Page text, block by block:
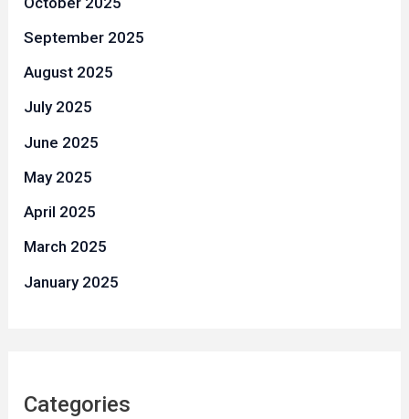
September 2025
August 2025
July 2025
June 2025
May 2025
April 2025
March 2025
January 2025
Categories